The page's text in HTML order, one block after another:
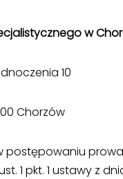
w
10
Chorzów
postępowaniu
1 pkt. 1 ustawy z